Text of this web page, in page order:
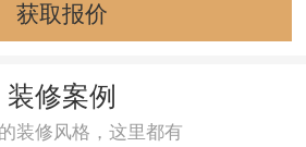
获取报价
装修案例
装修风格，这里都有